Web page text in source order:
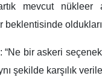
mevcut nükleer
beklentisinde
“Ne bir askeri
şekilde karşılık